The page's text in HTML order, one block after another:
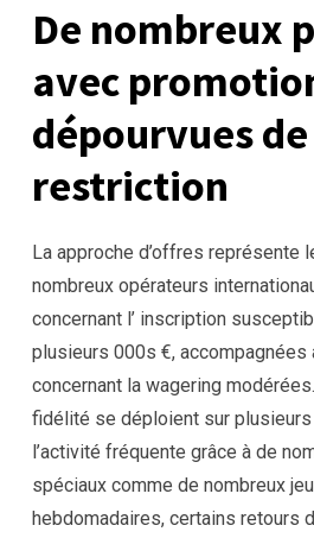
De nombreux
avec
dépourvues de
restriction
La approche d’offres représente
nombreux opérateurs
concernant l’ inscription
plusieurs 000s €, accompagnées
concernant la wagering
fidélité se déploient sur plusieurs
l’activité fréquente grâce à de
spéciaux comme de nombreux
hebdomadaires, certains retours